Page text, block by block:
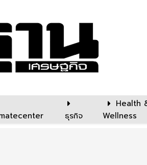
ธุรกิจ
Health
Wellness